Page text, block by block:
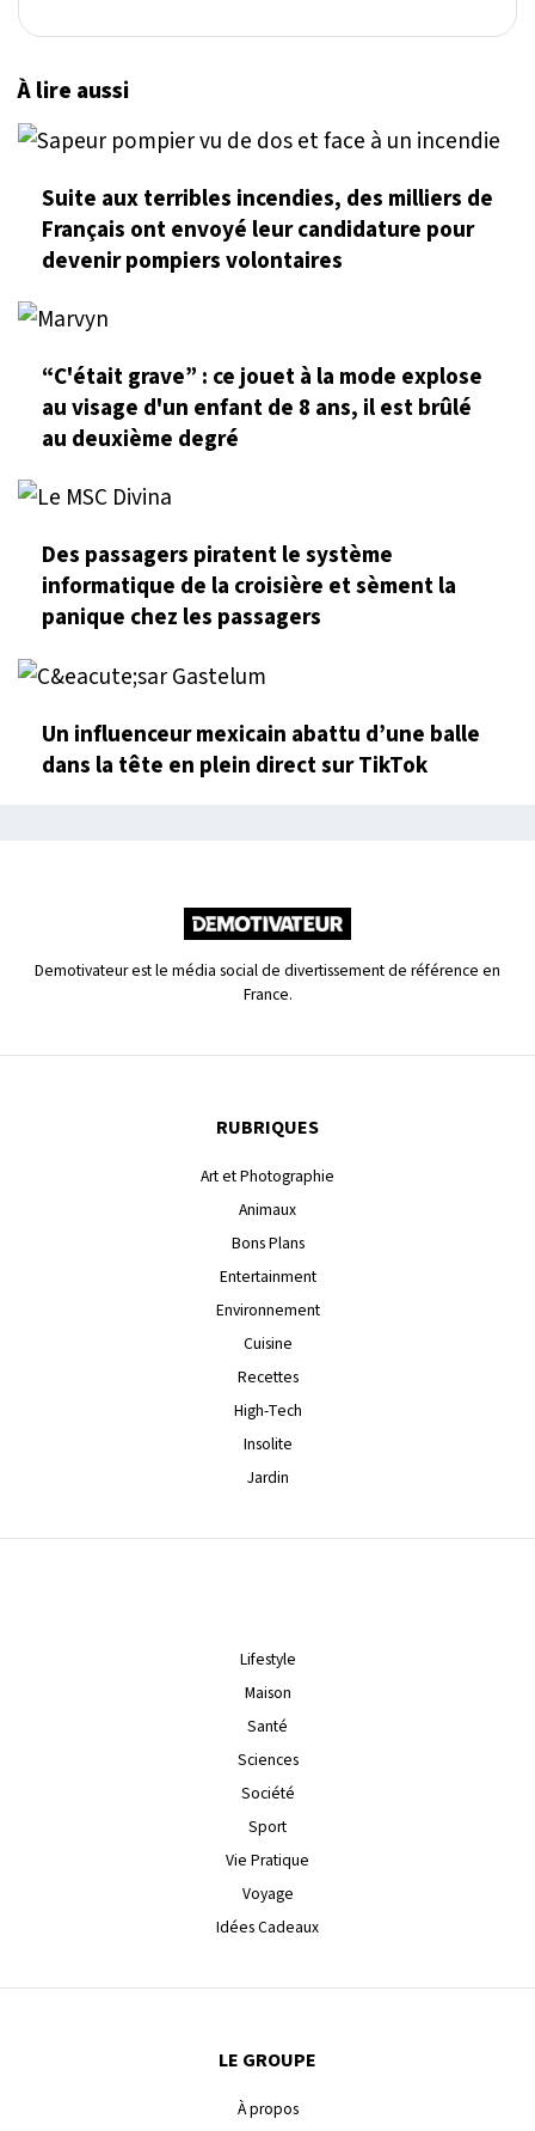
À lire aussi
Suite aux terribles incendies, des milliers de
Français ont envoyé leur candidature pour
devenir pompiers volontaires
“C'était grave” : ce jouet à la mode explose
au visage d'un enfant de 8 ans, il est brûlé
au deuxième degré
Des passagers piratent le système
informatique de la croisière et sèment la
panique chez les passagers
Un influenceur mexicain abattu d’une balle
dans la tête en plein direct sur TikTok
Demotivateur est le média social de divertissement de référence en
France.
RUBRIQUES
Art et Photographie
Animaux
Bons Plans
Entertainment
Environnement
Cuisine
Recettes
High-Tech
Insolite
Jardin
Lifestyle
Maison
Santé
Sciences
Société
Sport
Vie Pratique
Voyage
Idées Cadeaux
LE GROUPE
À propos